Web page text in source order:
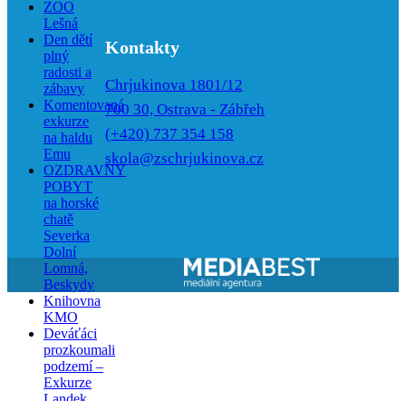
ZOO
Lešná
Den dětí
plný
radosti a
zábavy
Komentovaná
exkurze
na haldu
Emu
OZDRAVNÝ
POBYT
na horské
chatě
Severka
Dolní
Lomná,
Beskydy
Knihovna
KMO
Deváťáci
prozkoumali
podzemí –
Exkurze
Kontakty
Chrjukinova 1801/12
700 30, Ostrava - Zábřeh
(+420) 737 354 158
skola@zschrjukinova.cz